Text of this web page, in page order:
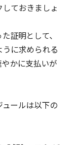
ておきましょ
証明として、
に求められる
かに支払いが
ールは以下の